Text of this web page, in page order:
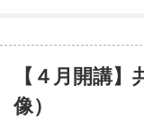
【４月開講
像）